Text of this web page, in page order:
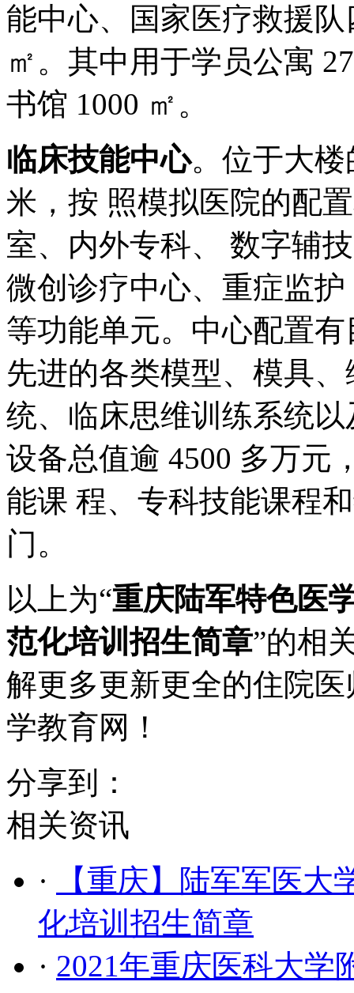
能中心、国家医疗救援
㎡。其中用于学员公寓
书馆 1000 ㎡。
临床技能中心。位于大楼
米，按 照模拟医院的配
室、内外专科、 数字辅
微创诊疗中心、重症监
等功能单元。中心配置
先进的各类模型、模具
统、临床思维训练系统
设备总值逾 4500 多万元
能课 程、专科技能课程
门。
以上为“重庆陆军特色医
范化培训招生简章”的相
解更多更新更全的住院
学教育网！
分享到：
相关资讯
·
【重庆】陆军军医
化培训招生简章
· 2021年重庆医科大学